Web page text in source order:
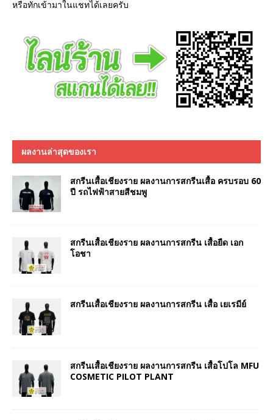
หรือทักเข้ามาในแชทได้เลยครับ
ผลงานล่าสุดของเรา
สกรีนเสื้อเชียงราย ผลงานการสกรีนเสื้อ ครบรอบ 60
ปี รถไฟฟ้าสายสีชมพู
สกรีนเสื้อเชียงราย ผลงานการสกรีน เสื้อยืด เอก
โอชา
สกรีนเสื้อเชียงราย ผลงานการสกรีน เสื้อ เยเรมีย์
สกรีนเสื้อเชียงราย ผลงานการสกรีน เสื้อโปโล MFU
COSMETIC PILOT PLANT